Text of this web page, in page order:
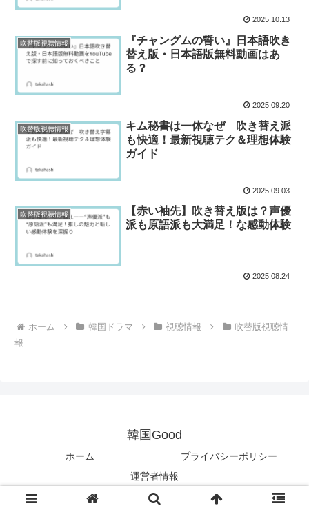
2025.10.13
吹替版視聴情報
『チャングムの誓い』日本語吹き
替え版・日本語版無料動画はあ
る？
2025.09.20
吹替版視聴情報
キム秘書は一体なぜ 吹き替え派
も快適！最新視聴テク＆理想体験
ガイド
2025.09.03
吹替版視聴情報
【赤い袖先】吹き替え版は？声優
派も原語派も大満足！な感動体験
2025.08.24
ホーム 韓国ドラマ 視聴情報
吹替版視聴情
報
韓国Good
ホーム
プライバシーポリシー
運営者情報
© 2025 韓国Good.